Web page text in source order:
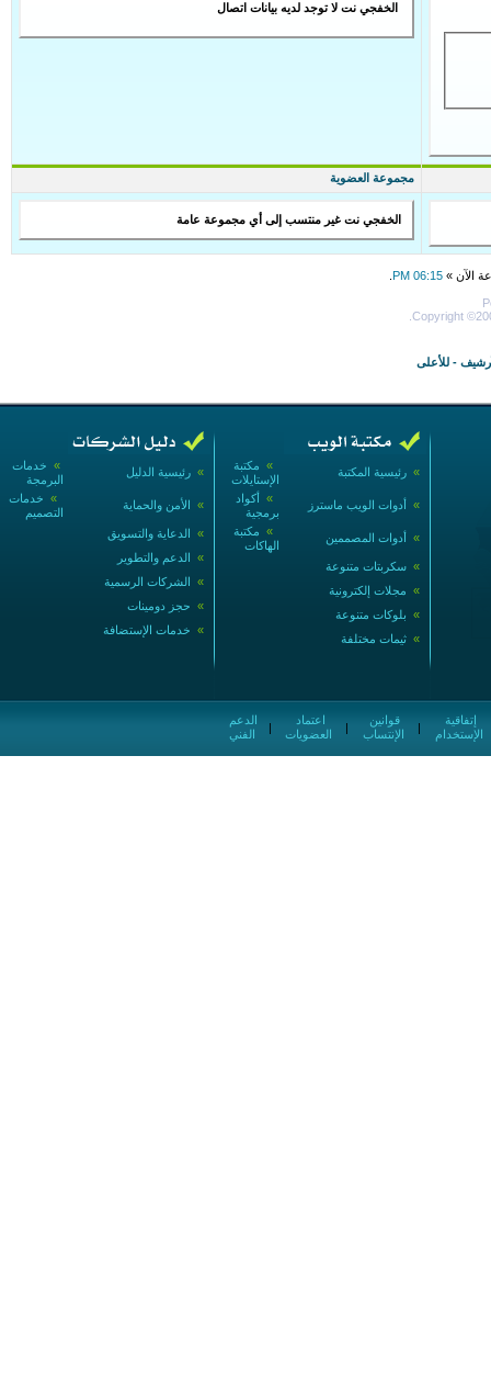
الخفجي نت لا توجد لديه بيانات اتصال
مجموعة العضوية
الخفجي نت غير منتسب إلى أي مجموعة عامة
الآن » 06:15 PM
Copyright
- للأعلى
» خدمات
البرمجة
» رئيسية الدليل
» خدمات
التصميم
» الأمن والحماية
» الدعاية والتسويق
» الدعم والتطوير
» الشركات الرسمية
» حجز دومينات
» خدمات الإستضافة
» مكتبة
الإستايلات
» رئيسية المكتبة
» أكواد
برمجية
» أدوات الويب ماسترز
» مكتبة
الهاكات
» أدوات المصممين
» سكربتات متنوعة
» مجلات إلكترونية
» بلوكات متنوعة
» ثيمات مختلفة
الفني
|
العضويات
|
الإنتساب
|
الإستخدام